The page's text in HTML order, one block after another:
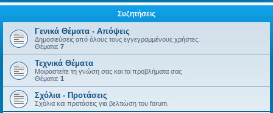
Συζητήσεις
Γενικά Θέματα - Απόψεις
Δημοσιεύσεις από όλους τους εγγεγραμμένους χρήστες.
Θέματα: 7
Τεχνικά Θέματα
Μοιραστείτε τη γνώση σας και τα προβλήματα σας
Θέματα: 1
Σχόλια - Προτάσεις
Σχόλια και προτάσεις για βελτιώση του forum.